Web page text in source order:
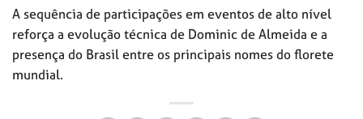
A sequência de participações em eventos de alto nível
reforça a evolução técnica de Dominic de Almeida e a
presença do Brasil entre os principais nomes do florete
mundial.